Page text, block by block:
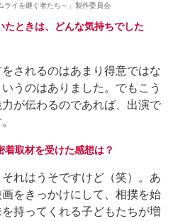
ライを継ぐ者たち～」製作委員会
たときは、どんな気持ちでした
されるのはあまり得意ではな
うのはありました。でもこう
が伝わるのであれば、出演で
着取材を受けた感想は？
れはうそですけど（笑）。あ
をきっかけにして、相撲を始
持ってくれる子どもたちが増